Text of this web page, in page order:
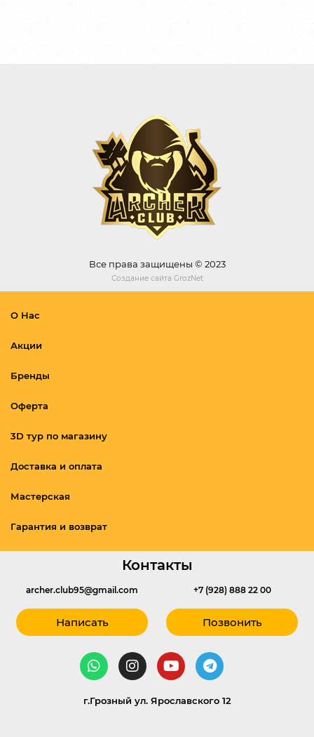
Все права защищены © 2023
Создание сайта GrozNet
О Нас
Акции
Бренды
Оферта
3D тур по магазину
Доставка и оплата
Мастерская
Гарантия и возврат
Контакты
archer.club95@gmail.com
Написать
+7 (928) 888 22 00
Позвонить
г.Грозный ул. Ярославского 12